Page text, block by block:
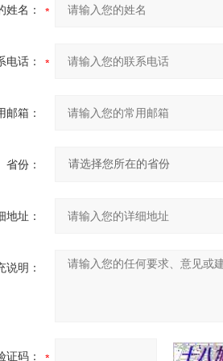
姓名：
电话：
邮箱：
省份：
地址：
说明：
证码：